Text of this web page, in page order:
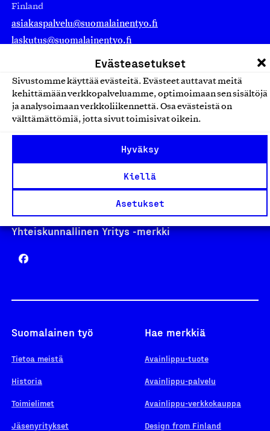
Evästeasetukset
Sivustomme käyttää evästeitä. Evästeet auttavat meitä
kehittämään verkkopalveluamme, optimoimaan sen sisältöjä
ja analysoimaan verkkoliikennettä. Osa evästeistä on
välttämättömiä, jotta sivut toimisivat oikein.
Hyväksy
Kiellä
Asetukset
Finland
asiakaspalvelu@suomalainentyo.fi
laskutus@suomalainentyo.fi
Avainlippu
Yhteiskunnallinen Yritys -merkki
Suomalainen työ
Tietoa meistä
Historia
Toimielimet
Jäsenyritykset
Hae merkkiä
Avainlippu-tuote
Avainlippu-palvelu
Avainlippu-verkkokauppa
Design from Finland